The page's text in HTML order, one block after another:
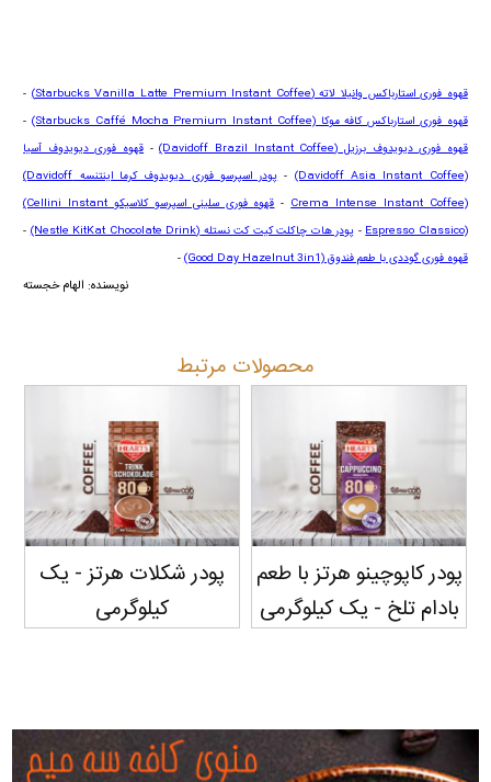
قهوه فوری استارباکس وانیلا لاته(Starbucks Vanilla Latte Premium Instant Coffee)
-
قهوه فوری استارباکس کافه موکا(Starbucks Caffé Mocha Premium Instant Coffee)
-
قهوه فوری دیویدوف برزیل(Davidoff Brazil Instant Coffee)
-قهوه فوری دیویدوف آسیا
(Davidoff Asia Instant Coffee)
-پودر اسپرسو فوری دیویدوف کرما اینتنسه(Davidoff
Crema Intense Instant Coffee)
-قهوه فوری سلینی اسپرسو کلاسیکو(Cellini Instant
Espresso Classico)
- پودر هات چاکلت کیت کت نستله(Nestle KitKat Chocolate Drink)
-
قهوه فوری گوددی با طعم فندوق(Good Day Hazelnut 3in1)
-
نویسنده: الهام خجسته
محصولات مرتبط
پودر شکلات هرتز - یک
کیلوگرمی
قهوه فوری استارباکس
کلمبیا - بسته 50 عددی